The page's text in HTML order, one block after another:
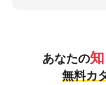
あなたの
無料カ